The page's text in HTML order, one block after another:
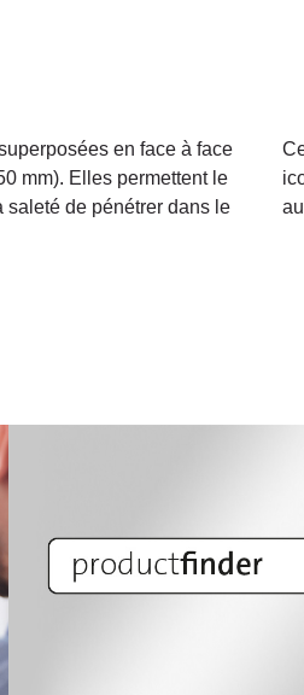
en face à face
mm). Elles permettent le
saleté de pénétrer dans le